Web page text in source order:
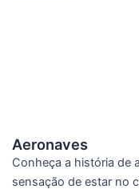
Aeronaves
Conheça a história de
sensação de estar no